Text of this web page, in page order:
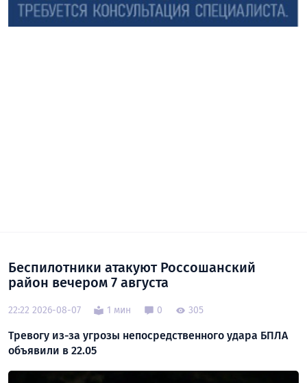
Беспилотники атакуют Россошанский
район вечером 7 августа
22:22 2026-08-07 1 мин 0 305
Тревогу из-за угрозы непосредственного удара БПЛА
объявили в 22.05